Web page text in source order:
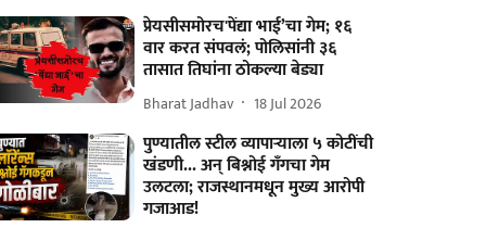
प्रेयसीसमोरच'पेंद्या भाई’चा गेम; १६
वार करत संपवलं; पोलिसांनी ३६
तासात तिघांना ठोकल्या बेड्या
Bharat Jadhav 18 Jul 2026
पुण्यातील स्टील व्यापाऱ्याला ५ कोटींची
खंडणी... अन् बिश्नोई गँगचा गेम
उलटला; राजस्थानमधून मुख्य आरोपी
गजाआड!